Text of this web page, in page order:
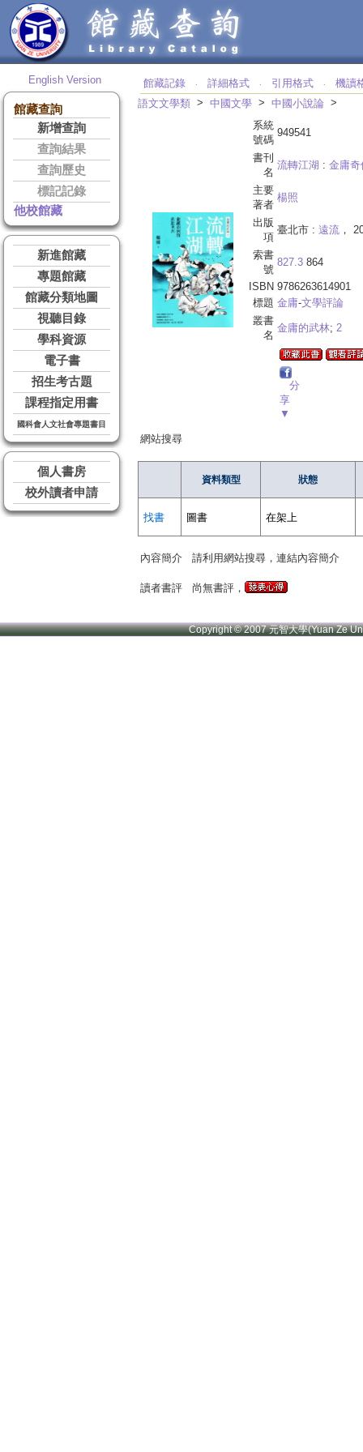
English Version
館藏查詢
新增查詢
查詢結果
查詢歷史
標記記錄
他校館藏
新進館藏
專題館藏
館藏分類地圖
視聽目錄
學科資源
電子書
招生考古題
課程指定用書
國科會人文社會專題書目
個人書房
校外讀者申請
館藏記錄 ‧ 詳細格式 ‧ 引用格式 ‧
機讀
語文文學類 > 中國文學 > 中國小說論 >
系統
號碼
949541
書刊
名
流轉江湖 : 金庸奇
主要
著者
楊照
出版
項
臺北市 : 遠流 ，
索書
號
827.3 864
ISBN 9786263614901
標題 金庸-文學評論
叢書
名
金庸的武林; 2
分
享
▼
網站搜尋
資料類型 狀態
找書 圖書 在架上
內容簡介 請利用網站搜尋，連結內容簡介
讀者書評 尚無書評，
Copyright © 2007 元智大學(Yuan Ze